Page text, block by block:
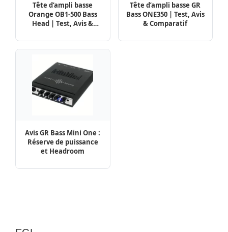
Tête d’ampli basse
Orange OB1-500 Bass
Head | Test, Avis &
Tête d’ampli basse GR
Bass ONE350 | Test, Avis
& Comparatif
Avis GR Bass Mini One :
Réserve de puissance
et Headroom